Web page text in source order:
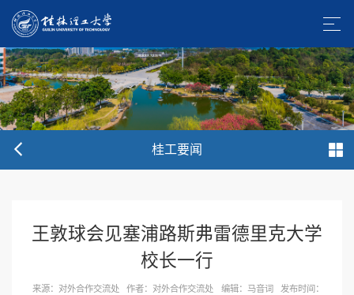
桂工要闻
王敦球会见塞浦路斯弗雷德里克大学
校长一行
来源：对外合作交流处 作者：对外合作交流处 编辑：马音词
发布时间：